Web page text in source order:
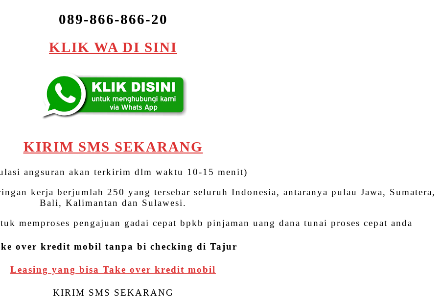
089-866-866-20
KLIK WA DI SINI
KIRIM SMS SEKARANG
angsuran akan terkirim dlm waktu 10-15 menit)
kerja berjumlah 250 yang tersebar seluruh Indonesia, antaranya pulau Jawa, Sumatera,
Bali, Kalimantan dan Sulawesi.
memproses pengajuan gadai cepat bpkb pinjaman uang dana tunai proses cepat anda
over kredit mobil tanpa bi checking di Tajur
Leasing yang bisa Take over kredit mobil
KIRIM SMS SEKARANG